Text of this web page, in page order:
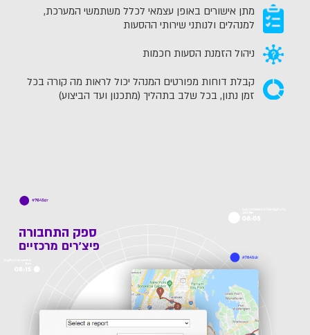
מתן אישורים באופן עצמאי לכלל משתמשי המערכת,
למנהלים ולנותני שירותי ההסעות
ניהול הזמנת הסעות חכמות
קבלת דוחות מפורטים המנהל יכול לראות מה קורה בכל
זמן נתון, בכל שלב בתהליך (מתכנון ועד הביצוע)
ספק התחבורה
פיצ'רים מרכזיים